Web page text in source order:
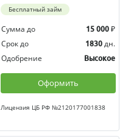
Бесплатный займ
Сумма до 15 000 ₽
Срок до
1830 дн.
Одобрение
Высокое
Оформить
Лицензия ЦБ РФ №2120177001838